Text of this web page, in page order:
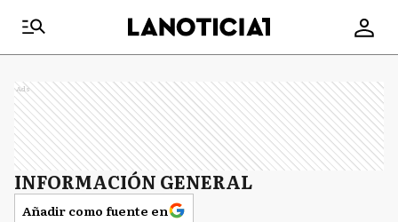
Ads
INFORMACIÓN GENERAL
Añadir como fuente en